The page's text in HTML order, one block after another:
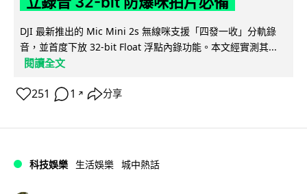
DJI 最新推出的 Mic Mini 2s 無線咪支援「四發一收」分軌錄
音，並首度下放 32-bit Float 浮點內錄功能。本文經實測其...
閱讀全文
251 1 ↗ 分享
科技娛樂 生活娛樂 城中熱話